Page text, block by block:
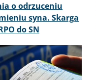
o odrzuceniu
syna. Skarga
do SN